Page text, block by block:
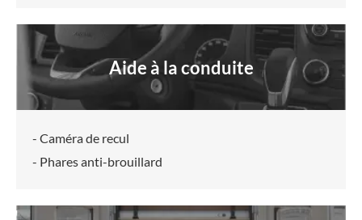
Aide à la conduite
- Caméra de recul
- Phares anti-brouillard